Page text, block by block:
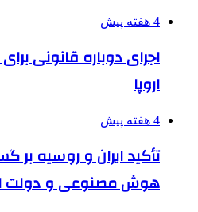
4 هفته پیش
اجرای دوباره قانونی
اروپا
4 هفته پیش
تأکید ایران و روسیه
هوش مصنوعی و دولت